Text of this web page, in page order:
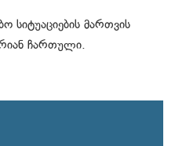
სიტუაციების მართვის
ჩართული.